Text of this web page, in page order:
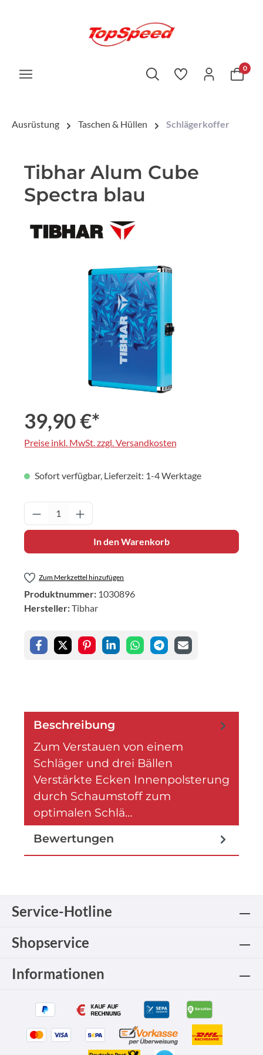
0
Ausrüstung Taschen & Hüllen Schlägerkoffer
Tibhar Alum Cube
Spectra blau
Bildergalerie überspringen
39,90 €*
Preise inkl. MwSt. zzgl. Versandkosten
Sofort verfügbar, Lieferzeit: 1-4 Werktage
Produkt Anzahl: Gib den gewünschten
In den Warenkorb
Zum Merkzettel hinzufügen
Produktnummer: 1030896
Hersteller:Tibhar
Beschreibung
Zum Verstauen von einem
Schläger und drei Bällen
Verstärkte Ecken Innenpolsterung
durch Schaumstoff zum
optimalen Schlä…
Bewertungen
Service-Hotline
Shopservice
Informationen